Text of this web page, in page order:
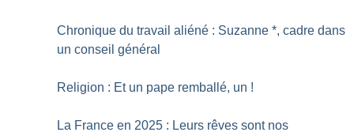
Chronique du travail aliéné : Suzanne *, cadre dans
un conseil général
Religion : Et un pape remballé, un !
La France en 2025 : Leurs rêves sont nos